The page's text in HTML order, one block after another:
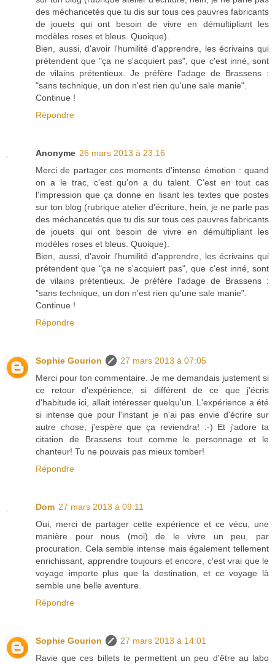
des méchancetés que tu dis sur tous ces pauvres fabricants
de jouets qui ont besoin de vivre en démultipliant les
modèles roses et bleus. Quoique).
Bien, aussi, d'avoir l'humilité d'apprendre, les écrivains qui
prétendent que "ça ne s'acquiert pas", que c'est inné, sont
de vilains prétentieux. Je préfère l'adage de Brassens :
"sans technique, un don n'est rien qu'une sale manie".
Continue !
Répondre
Anonyme 26 mars 2013 à 23:16
Merci de partager ces moments d'intense émotion : quand
on a le trac, c'est qu'on a du talent. C'est en tout cas
l'impression que ça donne en lisant les textes que postes
sur ton blog (rubrique atelier d'écriture, hein, je ne parle pas
des méchancetés que tu dis sur tous ces pauvres fabricants
de jouets qui ont besoin de vivre en démultipliant les
modèles roses et bleus. Quoique).
Bien, aussi, d'avoir l'humilité d'apprendre, les écrivains qui
prétendent que "ça ne s'acquiert pas", que c'est inné, sont
de vilains prétentieux. Je préfère l'adage de Brassens :
"sans technique, un don n'est rien qu'une sale manie".
Continue !
Répondre
Sophie Gourion
27 mars 2013 à 07:05
Merci pour ton commentaire. Je me demandais justement si
ce retour d'expérience, si différent de ce que j'écris
d'habitude ici, allait intéresser quelqu'un. L'expérience a été
si intense que pour l'instant je n'ai pas envie d'écrire sur
autre chose, j'espère que ça reviendra! :-) Et j'adore ta
citation de Brassens tout comme le personnage et le
chanteur! Tu ne pouvais pas mieux tomber!
Répondre
Dom 27 mars 2013 à 09:11
Oui, merci de partager cette expérience et ce vécu, une
manière pour nous (moi) de le vivre un peu, par
procuration. Cela semble intense mais également tellement
enrichissant, apprendre toujours et encore, c'est vrai que le
voyage importe plus que la destination, et ce voyage là
semble une belle aventure.
Répondre
Sophie Gourion
27 mars 2013 à 14:01
Ravie que ces billets te permettent un peu d'être au labo